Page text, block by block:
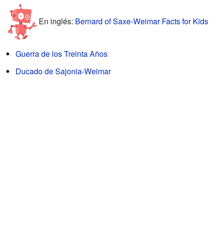
En inglés: Bernard of Saxe-Weimar Facts for Kids
Guerra de los Treinta Años
Ducado de Sajonia-Weimar